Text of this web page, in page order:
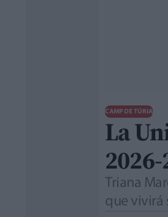
CAMP DE TÚRIA
La
Triana
que vivirá